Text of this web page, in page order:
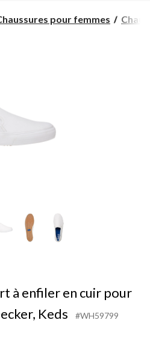
pour femmes
à enfiler en cuir pour
Keds
#WH59799